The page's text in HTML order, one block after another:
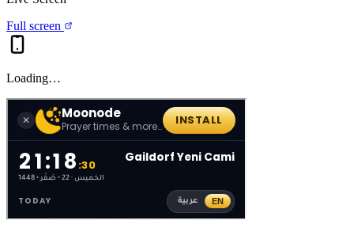
Full screen
Loading…